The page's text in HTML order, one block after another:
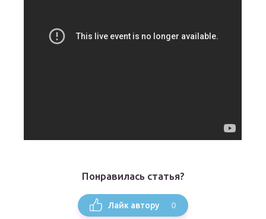
Понравилась статья?
Лайк автору 0